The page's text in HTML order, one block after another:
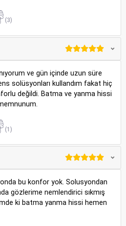
(3)
ve gün içinde uzun süre
solüsyonları kullandım fakat hiç
değildi. Batma ve yanma hissi
(1)
bu konfor yok. Solusyondan
gözlerime nemlendirici sıkmış
ki batma yanma hissi hemen